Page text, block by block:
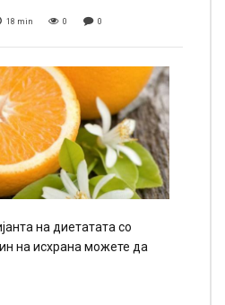
18 min 0 0
на диетатата со
на исхрана можете да